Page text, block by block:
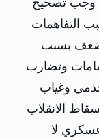
وجب تصحيح
التفاهمات
بسبب
وتضارب
وغياب
الانقلاب
لا